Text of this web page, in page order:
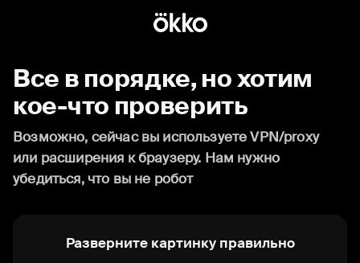
Все в порядке, но хотим
кое-что проверить
Возможно, сейчас вы используете VPN/proxy
или расширения к браузеру. Нам нужно
убедиться, что вы не робот
Разверните картинку правильно